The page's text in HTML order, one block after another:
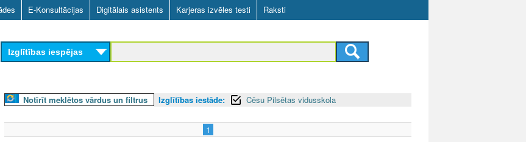
Skip
to
main
content
E-Konsultācijas Digitālais asistents Karjeras izvēles testi Raksti
Izglītības iespējas
Notīrīt meklētos vārdus un filtrus Izglītības iestāde: Cēsu Pilsētas vidusskola
1